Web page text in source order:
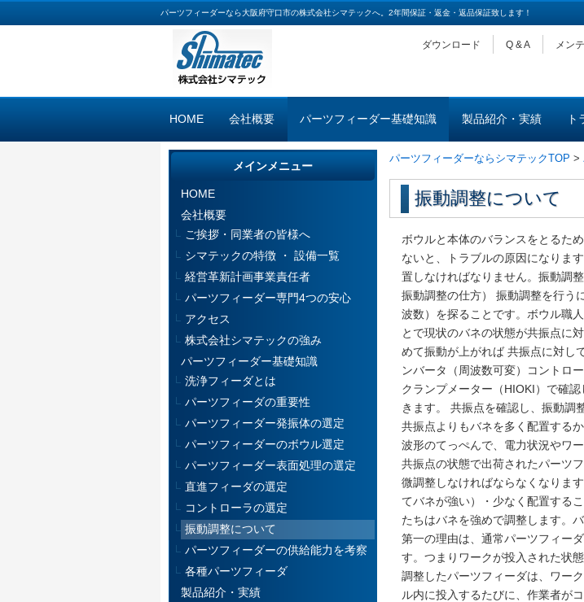
パーツフィーダーなら大阪府守口市の株式会社シマテックへ。2年間保証・返金・返品保証致します！
ダウンロード Q & A メン
HOME 会社概要 パーツフィーダー基礎知識 製品紹介・実績
パーツフィーダーならシマテックTOP >
振動調整について
ボウルと本体のバランスをとるた
ないと、トラブルの原因になりま
置しなければなりません。振動調
振動調整の仕方） 振動調整を行う
波数）を探ることです。ボウル職
とで現状のバネの状態が共振点に
めて振動が上がれば 共振点に対し
ンバータ（周波数可変）コントロ
クランプメーター（HIOKI）で確
きます。 共振点を確認し、振動調
共振点よりもバネを多く配置する
波形のてっぺんで、電力状況やワ
共振点の状態で出荷されたパーツ
微調整しなければならなくなりま
てバネが強い）・少なく配置する
たちはバネを強めで調整します。
第一の理由は、通常パーツフィー
す。つまりワークが投入された状
調整したパーツフィーダは、ワー
ル内に投入するたびに、作業者が
メインメニュー
HOME
会社概要
ご挨拶・同業者の皆様へ
シマテックの特徴 ・ 設備一覧
経営革新計画事業責任者
パーツフィーダー専門4つの安心
アクセス
株式会社シマテックの強み
パーツフィーダー基礎知識
洗浄フィーダとは
パーツフィーダの重要性
パーツフィーダー発振体の選定
パーツフィーダーのボウル選定
パーツフィーダー表面処理の選定
直進フィーダの選定
コントローラの選定
振動調整について
パーツフィーダーの供給能力を考察
各種パーツフィーダ
製品紹介・実績